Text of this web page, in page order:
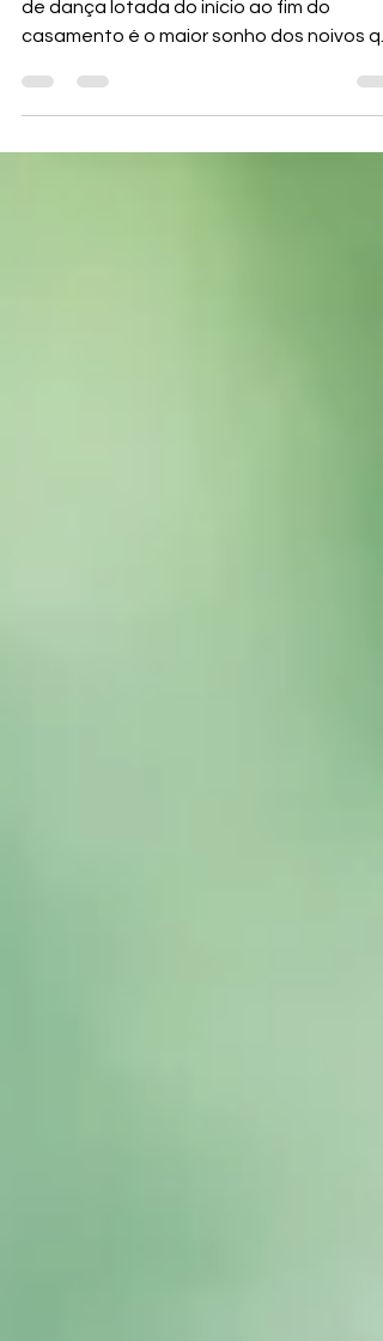
Quem casa quer… animação! Ter uma
casamento é o maior sonho dos noivos
amam fazer festa.